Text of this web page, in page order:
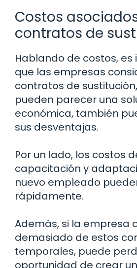
Costos
contratos de
Hablando de costos,
que las empresas
contratos de
pueden parecer una
económica, también
sus desventajas.
Por un lado, los costos
capacitación y
nuevo empleado
rápidamente.
Además, si la empresa
demasiado de estos
temporales, puede
oportunidad de crear